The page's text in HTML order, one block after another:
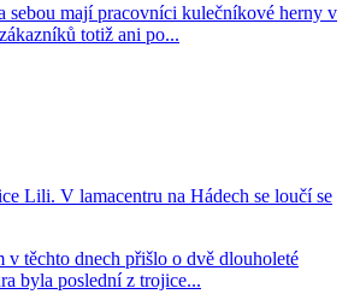
sebou mají pracovníci kulečníkové herny v
totiž ani po...
Lili. V lamacentru na Hádech se loučí se
v těchto dnech přišlo o dvě dlouholeté
byla poslední z trojice...